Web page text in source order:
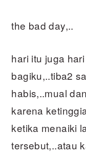
the bad day,..
hari itu juga
bagiku,..tiba2
habis,..mual
karena
ketika menaiki
tersebut,..atau